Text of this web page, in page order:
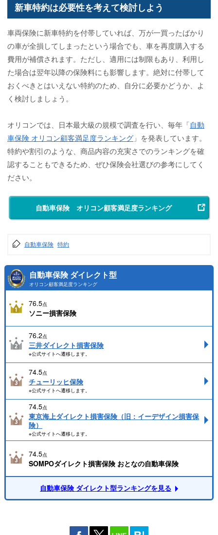
新車特約は必要性を考えて検討しよう
車両保険に新車特約を付帯していれば、万が一買ったばかり
の車が全損してしまったという場合でも、車を再度購入する
費用が補償されます。ただし、適用には制限もあり、利用し
た場合は翌年以降の保険料にも影響します。絶対に付帯して
おくべきとはいえない特約のため、自分に必要かどうか、よ
く検討しましょう。
オリコンでは、日本最大級の規模で調査を行い、毎年「自動
車保険 オリコン顧客満足度ランキング 」を発表しています。
特約や割引のような、商品内容の充実さでのランキングを確
認することもできるため、ぜひ保険会社選びの参考にしてく
ださい。
自動車保険 オリコン顧客満足度ランキング
自動車保険 特約
自動車保険 ダイレクト型
オリコン顧客満足度ランキング
76.5点
ソニー損害保険
76.2点
三井ダイレクト損害保険
※公式サイトへ遷移します。
74.5点
チューリッヒ保険
※公式サイトへ遷移します。
74.5点
東京海上ダイレクト損害保険（旧：イーデザイン損害保
険）
※公式サイトへ遷移します。
74.5点
SOMPOダイレクト損害保険 おとなの自動車保険
自動車保険 ダイレクト型ランキングを見る